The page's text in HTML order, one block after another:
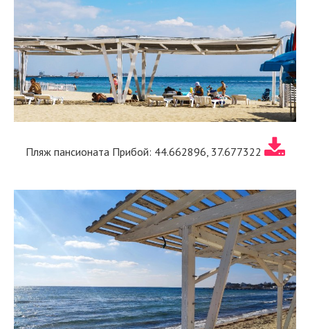
Пляж пансионата Прибой: 44.662896, 37.677322